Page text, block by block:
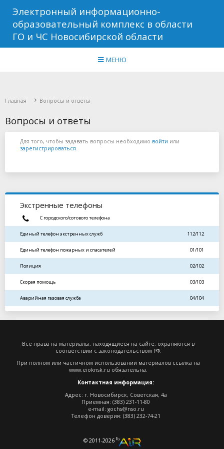
Электронный информационно-
образовательный комплекс в области
ГО и ЧС Новосибирской области
МЕНЮ
Главная Вопросы и ответы
Вопросы и ответы
Для того, чтобы задавать вопросы необходимо войти или
зарегистрироваться.
Экстренные телефоны
С городского/сотового телефона
Единый телефон экстренных служб 112/112
Единый телефон пожарных и спасателей 01/101
Полиция 02/102
Скорая помощь 03/103
Аварийная газовая служба 04/104
Все права на материалы, находящиеся на сайте, охраняются в
соответствии с законодательством РФ.
При полном или частичном использовании материалов ссылка на
www.eioknsk.ru обязательна.
Контактная информация:
Адрес: г. Новосибирск, Советская, 4а
Приемная: (383) 231-11-80
e-mail: gochs@nso.ru
Телефон доверия: (383) 232-74-21
© 2011-2026